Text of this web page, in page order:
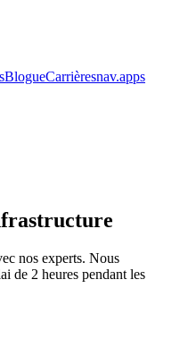
BlogueCarrièresnav.apps
nos experts. Nous
de 2 heures pendant les